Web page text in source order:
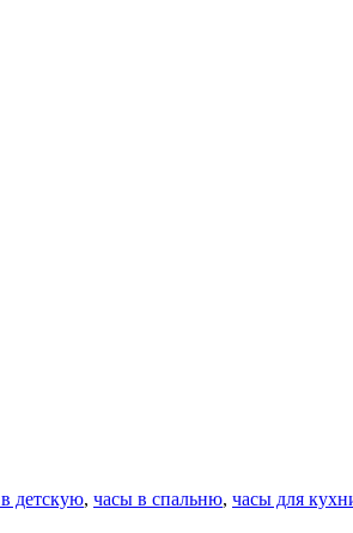
детскую, часы в спальню, часы для